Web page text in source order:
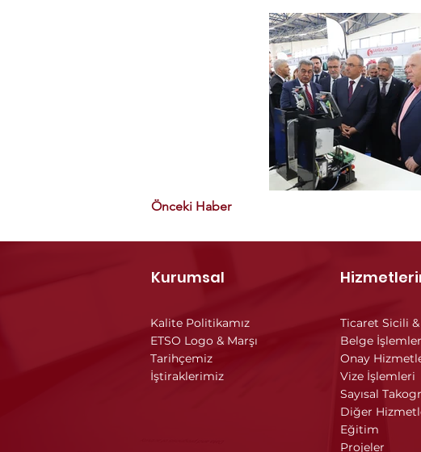
Önceki Haber
Kurumsal
Kalite Politikamız
ETSO Logo & Marşı
Tarihçemiz
İştiraklerimiz
Ticaret Sicili
Belge
Onay
Vize İşlemleri
Sayısal
Diğer
Eğitim
Projeler